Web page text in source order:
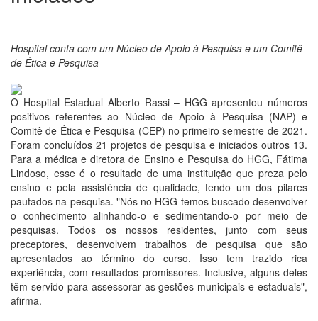
Hospital conta com um Núcleo de Apoio à Pesquisa e um Comitê
de Ética e Pesquisa
O Hospital Estadual Alberto Rassi – HGG apresentou números
positivos referentes ao Núcleo de Apoio à Pesquisa (NAP) e
Comitê de Ética e Pesquisa (CEP) no primeiro semestre de 2021.
Foram concluídos 21 projetos de pesquisa e iniciados outros 13.
Para a médica e diretora de Ensino e Pesquisa do HGG, Fátima
Lindoso, esse é o resultado de uma instituição que preza pelo
ensino e pela assistência de qualidade, tendo um dos pilares
pautados na pesquisa. "Nós no HGG temos buscado desenvolver
o conhecimento alinhando-o e sedimentando-o por meio de
pesquisas. Todos os nossos residentes, junto com seus
preceptores, desenvolvem trabalhos de pesquisa que são
apresentados ao término do curso. Isso tem trazido rica
experiência, com resultados promissores. Inclusive, alguns deles
têm servido para assessorar as gestões municipais e estaduais",
afirma.